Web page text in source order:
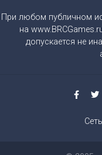
При любом публичном
на
допускается не